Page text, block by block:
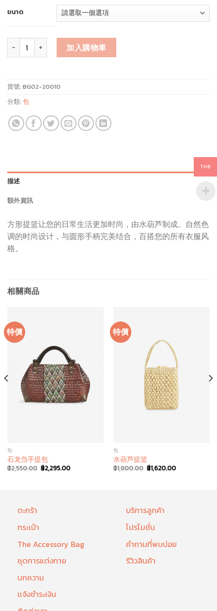
ขนาด
水葫芦提篮 數量 加入購物車
貨號: BG02-20010
分類: 包
描述
額外資訊
方形提篮让您的日常生活更加时尚，由水葫芦制成。自然色
调的时尚设计，与圆形手柄完美结合，百搭您的所有衣服风
格。
相關商品
特價
包
石龙刍手提包
฿2,550.00 ฿2,295.00
特價
包
水葫芦提篮
฿1,800.00 ฿1,620.00
ตะกร้า
กระเป๋า
The Accessory Bag
ชุดการแต่งกาย
บทความ
เเจ้งชำระเงิน
บริการลูกค้า
โปรโมชั่น
คำถามที่พบบ่อย
รีวิวสินค้า
THB